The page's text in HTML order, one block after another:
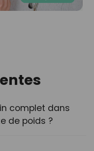
complet dans
de poids ?